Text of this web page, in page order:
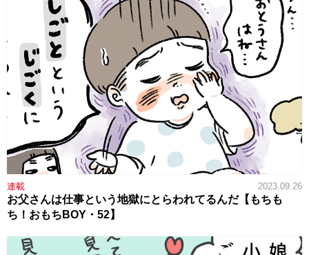
連載 2023.09.26
お父さんは仕事という地獄にとらわれてるんだ【もちも
ち！おもちBOY・52】